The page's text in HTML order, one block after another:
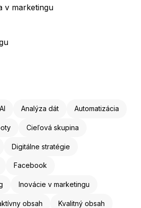
v marketingu
AI Analýza dát Automatizácia
Cieľová skupina
Digitálne stratégie
Facebook
Inovácie v marketingu
obsah Kvalitný obsah